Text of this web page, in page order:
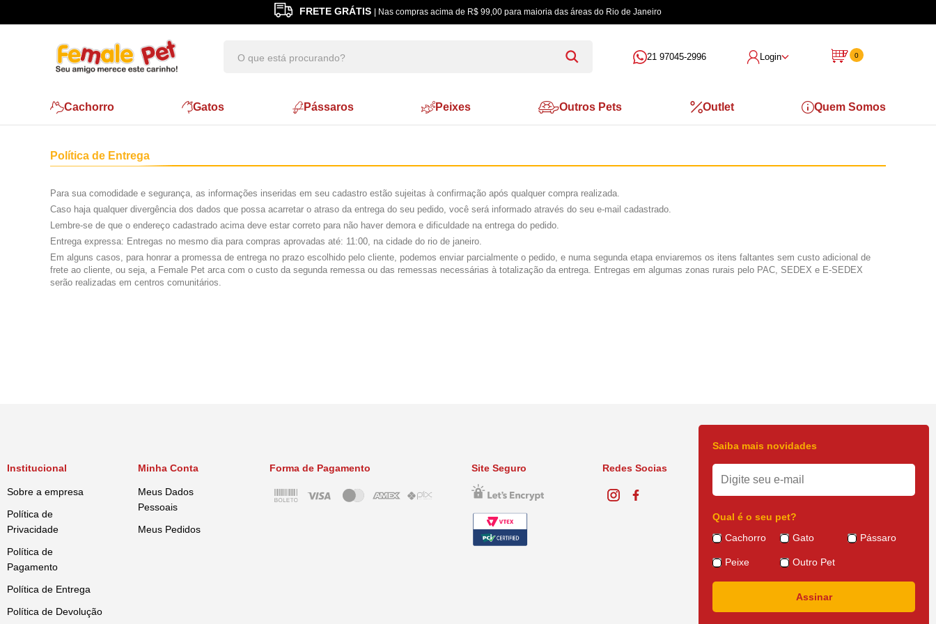
FRETE GRÁTIS | Nas compras acima de R$ 99,00 para maioria das áreas do Rio de Janeiro
21 97045-2996 Login 0
Cachorro Gatos Pássaros Peixes Outros Pets Outlet Quem Somos
Política de Entrega
Para sua comodidade e segurança, as informações inseridas em seu cadastro estão sujeitas à confirmação após qualquer compra realizada.
Caso haja qualquer divergência dos dados que possa acarretar o atraso da entrega do seu pedido, você será informado através do seu e-mail cadastrado.
Lembre-se de que o endereço cadastrado acima deve estar correto para não haver demora e dificuldade na entrega do pedido.
Entrega expressa: Entregas no mesmo dia para compras aprovadas até: 11:00, na cidade do rio de janeiro.
Em alguns casos, para honrar a promessa de entrega no prazo escolhido pelo cliente, podemos enviar parcialmente o pedido, e numa segunda etapa enviaremos os itens faltantes sem custo adicional de
frete ao cliente, ou seja, a Female Pet arca com o custo da segunda remessa ou das remessas necessárias à totalização da entrega. Entregas em algumas zonas rurais pelo PAC, SEDEX e E-SEDEX
serão realizadas em centros comunitários.
Institucional
Sobre a empresa
Política de
Privacidade
Política de
Pagamento
Política de Entrega
Política de Devolução
Minha Conta
Meus Dados
Pessoais
Meus Pedidos
Forma de Pagamento Site Seguro Redes Socias
Saiba mais novidades
Qual é o seu pet?
Cachorro
Gato Pássaro
Peixe Outro Pet